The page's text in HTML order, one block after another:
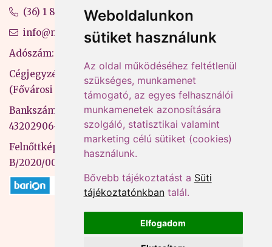
Weboldalunkon
sütiket használunk
Az oldal működéséhez feltétlenül
szükséges, munkamenet
támogató, az egyes felhasználói
munkamenetek azonosítására
szolgáló, statisztikai valamint
marketing célú sütiket (cookies)
használunk.
Bővebb tájékoztatást a Süti
tájékoztatónkbantalál.
Elfogadom
(36) 1 880 76 00
info@mprx.hu
Adószám: 13598145-2-41
Cégjegyzékszám: 01-09-883770
(Fővárosi Bíróság)
Bankszámlaszám: CIB Bank, 10700581-
43202906-51100005
Felnőttképzési nyilvántartási szám:
B/2020/000053